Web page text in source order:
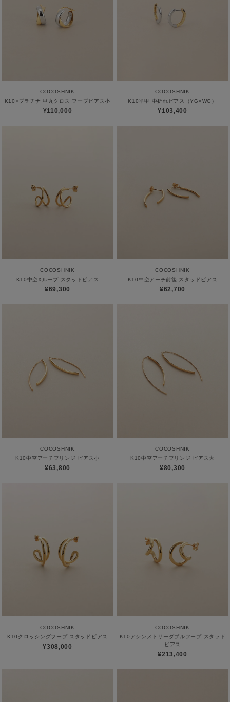
COCOSHNIK
K10×プラチナ 甲丸クロス フープピアス小
¥110,000
COCOSHNIK
K10平甲 中折れピアス（YG×WG）
¥103,400
COCOSHNIK
K10中空Xループ スタッドピアス
¥69,300
COCOSHNIK
K10中空アーチ前後 スタッドピアス
¥62,700
COCOSHNIK
K10中空アーチフリンジ ピアス小
¥63,800
COCOSHNIK
K10中空アーチフリンジ ピアス大
¥80,300
COCOSHNIK
K10クロッシングフープ スタッドピアス
¥308,000
COCOSHNIK
K10アシンメトリーダブルフープ スタッド
ピアス
¥213,400